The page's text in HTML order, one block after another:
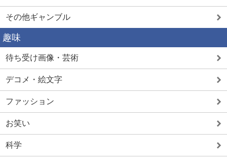
その他ギャンブル
趣味
待ち受け画像・芸術
デコメ・絵文字
ファッション
お笑い
科学